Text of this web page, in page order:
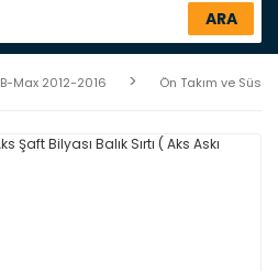
ARA
B-Max 2012-2016 Ön Takım ve